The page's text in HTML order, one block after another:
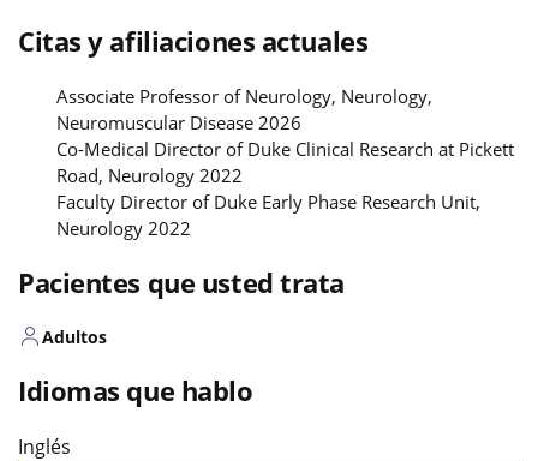
Citas y afiliaciones actuales
Associate Professor of Neurology, Neurology,
Neuromuscular Disease 2026
Co-Medical Director of Duke Clinical Research at Pickett
Road, Neurology 2022
Faculty Director of Duke Early Phase Research Unit,
Neurology 2022
Pacientes que usted trata
Adultos
Idiomas que hablo
Inglés